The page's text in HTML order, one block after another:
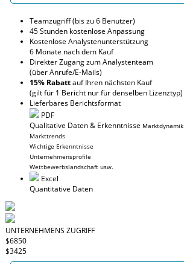
Teamzugriff (bis zu 6 Benutzer)
45 Stunden kostenlose Anpassung
Kostenlose Analystenunterstützung
6 Monate nach dem Kauf
Direkter Zugang zum Analystenteam
(über Anrufe/E-Mails)
15% Rabattauf Ihren nächsten Kauf
(gilt für 1 Bericht nur für denselben Lizenztyp)
Lieferbares Berichtsformat
PDF
Qualitative Daten & Erkenntnisse Marktdynamik
Markttrends
Wichtige Erkenntnisse
Unternehmensprofile
Wettbewerbslandschaft usw.
Excel
Quantitative Daten
UNTERNEHMENS ZUGRIFF
$6850
$3425